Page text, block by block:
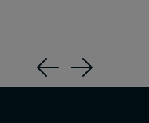
Previous
Next